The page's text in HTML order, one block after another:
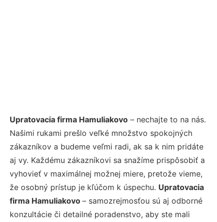
Upratovacia firma Hamuliakovo – nechajte to na nás.
Našimi rukami prešlo veľké množstvo spokojných
zákazníkov a budeme veľmi radi, ak sa k nim pridáte
aj vy. Každému zákazníkovi sa snažíme prispôsobiť a
vyhovieť v maximálnej možnej miere, pretože vieme,
že osobný prístup je kľúčom k úspechu. Upratovacia
firma Hamuliakovo – samozrejmosťou sú aj odborné
konzultácie či detailné poradenstvo, aby ste mali